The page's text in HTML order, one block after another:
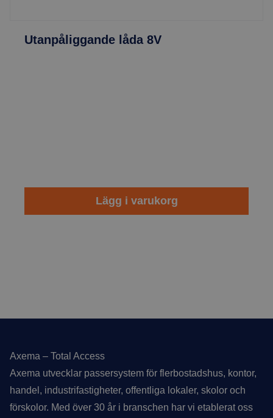
Utanpåliggande låda 8V
Lägg i varukorg
Axema – Total Access
Axema utvecklar passersystem för flerbostadshus, kontor,
handel, industrifastigheter, offentliga lokaler, skolor och
förskolor. Med över 30 år i branschen har vi etablerat oss